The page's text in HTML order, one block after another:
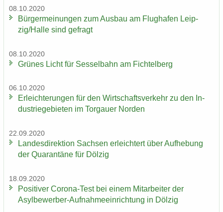
08.10.2020
Bür­ger­mei­nun­gen zum Aus­bau am Flug­ha­fen Leip­
zig/Halle sind ge­fragt
08.10.2020
Grü­nes Licht für Ses­sel­bahn am Fich­tel­berg
06.10.2020
Er­leich­te­run­gen für den Wirt­schafts­ver­kehr zu den In­
dus­trie­ge­bie­ten im Tor­gau­er Nor­den
22.09.2020
Lan­des­di­rek­ti­on Sach­sen er­leich­tert über Auf­he­bung
der Qua­ran­tä­ne für Döl­zig
18.09.2020
Po­si­ti­ver Corona-​Test bei einem Mit­ar­bei­ter der
Asylbewerber-​Aufnahmeeinrichtung in Döl­zig